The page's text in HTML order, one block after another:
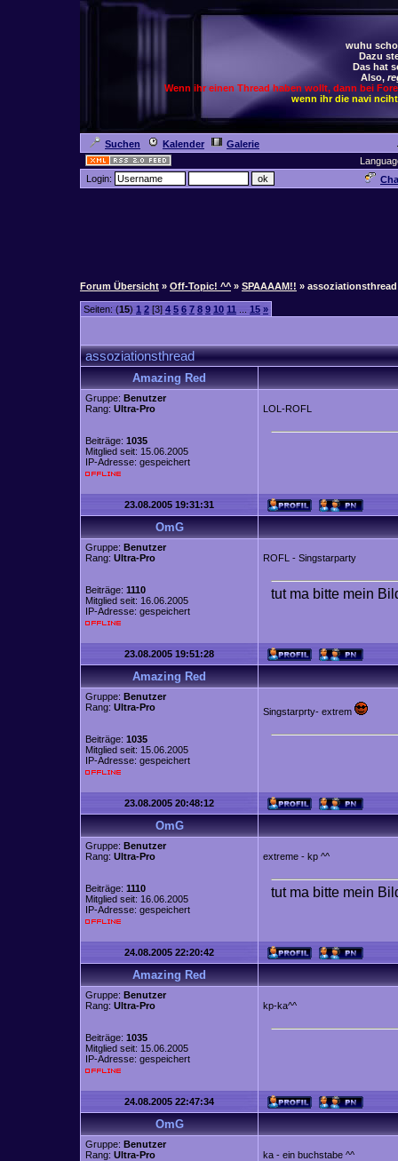
wuhu
Dazu
Das hat
Also,
Wenn ihr einen Thread haben wollt, dann bei
wenn ihr die navi
Suchen Kalender
Galerie
Login:
Forum Übersicht » Off-Topic! ^^ » SPAAAAM!! » assoziationsthread
Seiten: (15) 1 2 [3] 4 5 6 7 8 9 10 11 15 »
assoziationsthread
Amazing Red
Gruppe: Benutzer
Rang: Ultra-Pro
Beiträge: 1035
Mitglied seit: 15.06.2005
IP-Adresse: gespeichert
LOL-ROFL
23.08.2005 19:31:31
OmG
Gruppe: Benutzer
Rang: Ultra-Pro
Beiträge: 1110
Mitglied seit: 16.06.2005
IP-Adresse: gespeichert
ROFL - Singstarparty
tut ma bitte mein
23.08.2005 19:51:28
Amazing Red
Gruppe: Benutzer
Rang: Ultra-Pro
Beiträge: 1035
Mitglied seit: 15.06.2005
IP-Adresse: gespeichert
Singstarprty- extrem
23.08.2005 20:48:12
OmG
Gruppe: Benutzer
Rang: Ultra-Pro
Beiträge: 1110
Mitglied seit: 16.06.2005
IP-Adresse: gespeichert
extreme - kp ^^
tut ma bitte mein
24.08.2005 22:20:42
Amazing Red
Gruppe: Benutzer
Rang: Ultra-Pro
Beiträge: 1035
Mitglied seit: 15.06.2005
IP-Adresse: gespeichert
kp-ka^^
24.08.2005 22:47:34
OmG
Gruppe: Benutzer
Rang: Ultra-Pro ka - ein buchstabe ^^